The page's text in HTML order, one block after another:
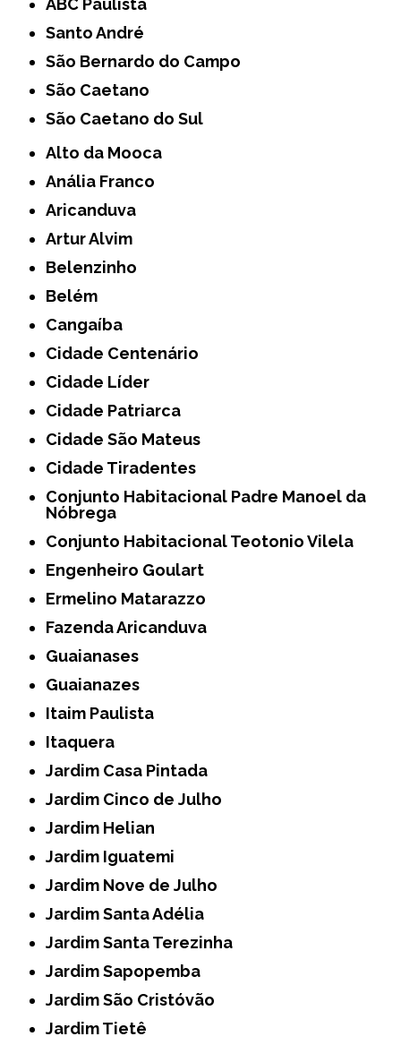
Santo André
São Bernardo do Campo
São Caetano
São Caetano do Sul
Alto da Mooca
Anália Franco
Aricanduva
Artur Alvim
Belenzinho
Belém
Cangaíba
Cidade Centenário
Cidade Líder
Cidade Patriarca
Cidade São Mateus
Cidade Tiradentes
Conjunto Habitacional Padre Manoel da
Nóbrega
Conjunto Habitacional Teotonio Vilela
Engenheiro Goulart
Ermelino Matarazzo
Fazenda Aricanduva
Guaianases
Guaianazes
Itaim Paulista
Itaquera
Jardim Casa Pintada
Jardim Cinco de Julho
Jardim Helian
Jardim Iguatemi
Jardim Nove de Julho
Jardim Santa Adélia
Jardim Santa Terezinha
Jardim Sapopemba
Jardim São Cristóvão
Jardim Tietê